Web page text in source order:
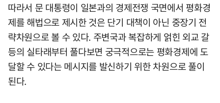
따라서 문 대통령이 일본과의 경제전쟁 국면에서 평화경
제를 해법으로 제시한 것은 단기 대책이 아닌 중장기 전
략차원으로 볼 수 있다. 주변국과 복잡하게 얽힌 외교 갈
등의 실타래부터 풀다보면 궁극적으로는 평화경제에 도
달할 수 있다는 메시지를 발신하기 위한 차원으로 풀이
된다.